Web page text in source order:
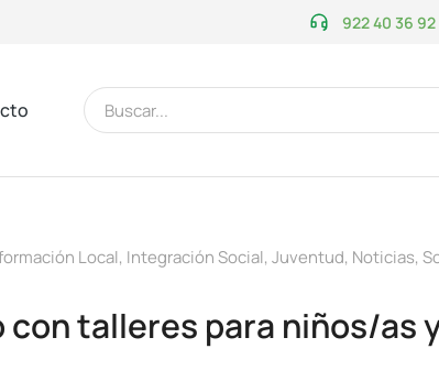
922 40 36 92
Local, Integración Social, Juventud, Noticias,
con talleres para niños/as